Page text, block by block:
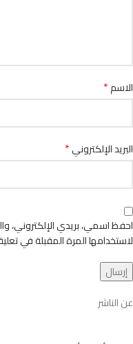
الاسم*
البريد الإلكتروني*
احفظ اسمي، بريدي الإلكتروني،
لاستخدامها المرة المقبلة في
عن الناشر